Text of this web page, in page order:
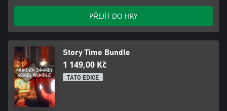
PŘEJÍT DO HRY
Story Time Bundle
1 149,00 Kč
TATO EDICE